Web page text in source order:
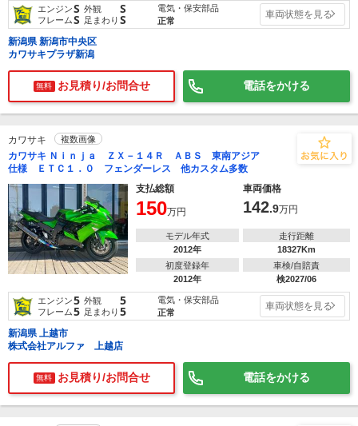
エンジンS 外観 S
フレームS 足まわり S
電気・保安部品
正常
車両状態を見る
新潟県 新潟市中央区
カワサキプラザ新潟
無料 お見積り/お問合せ 電話をかける
カワサキ 複数画像
カワサキ Ｎｉｎｊａ ＺＸ－１４Ｒ ＡＢＳ 東南アジア
仕様 ＥＴＣ１．０ フェンダーレス 他カスタム多数
支払総額
車両価格
150万円 142.9万円
モデル年式
2012年
走行距離
18327Km
初度登録年
2012年
車検/自賠責
検2027/06
エンジン5 外観 5
フレーム5 足まわり 5
電気・保安部品
正常
車両状態を見る
新潟県 上越市
株式会社アルファ 上越店
無料 お見積り/お問合せ 電話をかける